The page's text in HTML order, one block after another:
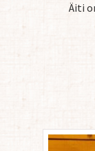
Äiti